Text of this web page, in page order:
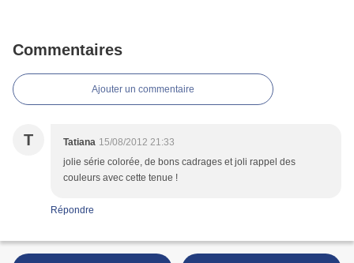
Commentaires
Ajouter un commentaire
T Tatiana 15/08/2012 21:33
jolie série colorée, de bons cadrages et joli rappel des
couleurs avec cette tenue !
Répondre